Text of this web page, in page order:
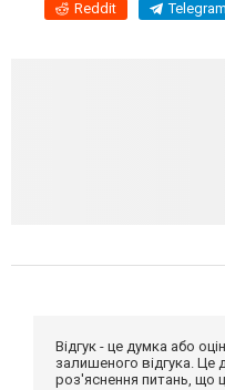
Reddit Telegram
Відгук - це думка або
залишеного відгука. Це
роз'яснення питань, що